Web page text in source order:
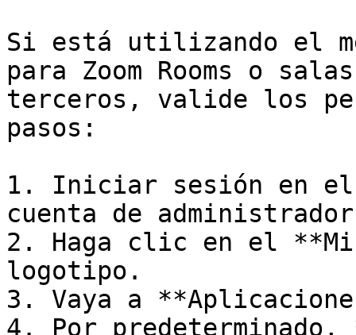
Si está utilizando el
para Zoom Rooms o
terceros, valide los
pasos:
1. Iniciar sesión en el
cuenta de
2. Haga clic en el
logotipo.
3. Vaya a
4. Por